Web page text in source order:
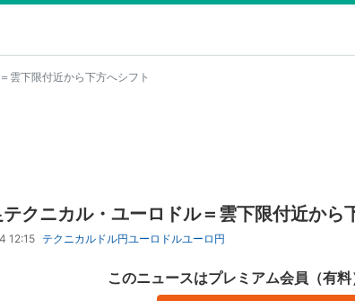
雲下限付近から下方へシフト
テクニカル・ユーロドル＝雲下限付近から
12:15 テクニカル ドル円ユーロドルユーロ円
このニュースはプレミアム会員（有料